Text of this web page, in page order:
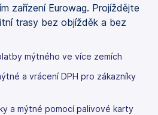
zařízení Eurowag. Projíždějte
trasy bez objížděk a bez
mýtného ve více zemích
a vrácení DPH pro zákazníky
a mýtné pomocí palivové karty